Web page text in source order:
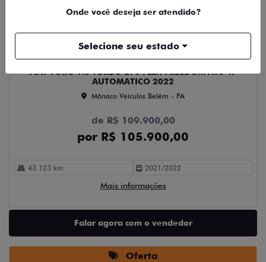
Compartilhe
FIAT
FIAT TORO 1.3 TURBO 270 FLEX FREEDOM AT6 4P
AUTOMATICO 2022
Mônaco Veículos Belém - PA
de R$ 109.900,00
por R$ 105.900,00
43.123 km 2021/2022
Mais informações
Falar agora com o vendedor
Oferta
Onde você deseja ser atendido?
Selecione seu estado